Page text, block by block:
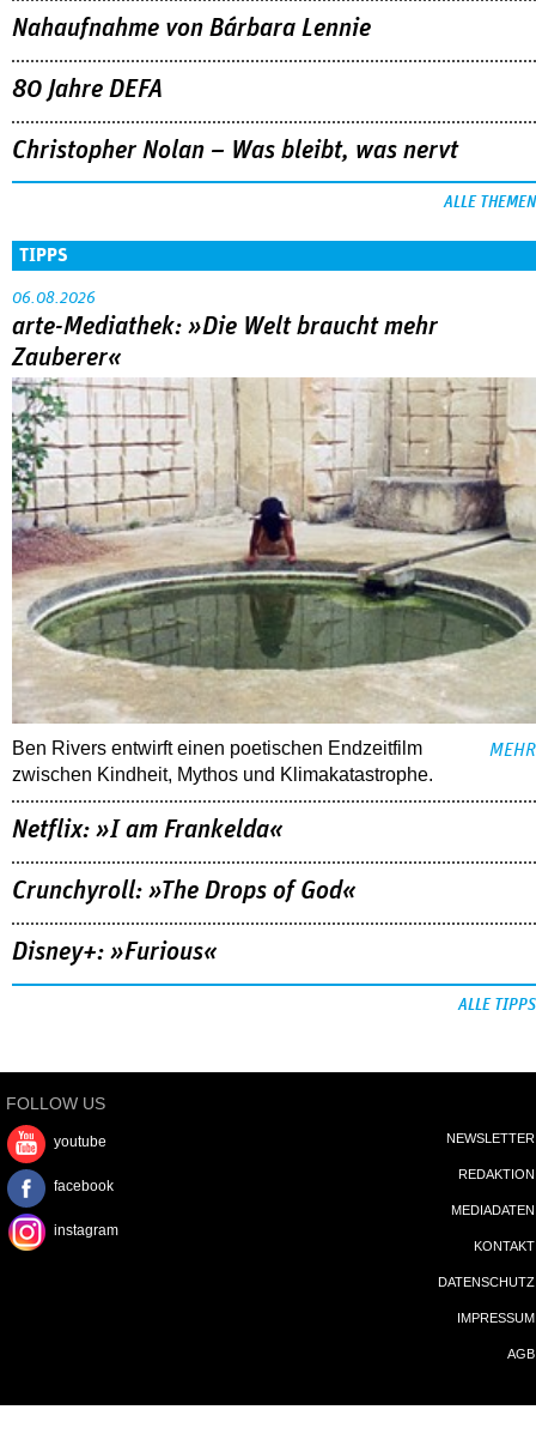
Nahaufnahme von Bárbara Lennie
80 Jahre DEFA
Christopher Nolan – Was bleibt, was nervt
ALLE THEMEN
TIPPS
06.08.2026
arte-Mediathek: »Die Welt braucht mehr
Zauberer«
Ben Rivers entwirft einen poetischen Endzeitfilm
zwischen Kindheit, Mythos und Klimakatastrophe.
MEHR
Netflix: »I am Frankelda«
Crunchyroll: »The Drops of God«
Disney+: »Furious«
ALLE TIPPS
FOLLOW US
youtube
facebook
instagram
NEWSLETTER
REDAKTION
MEDIADATEN
KONTAKT
DATENSCHUTZ
IMPRESSUM
AGB